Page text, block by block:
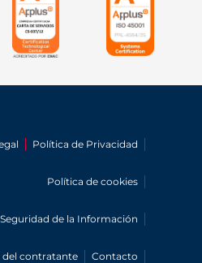
Política de Privacidad
Política de cookies
de la Información
del contratante Contacto